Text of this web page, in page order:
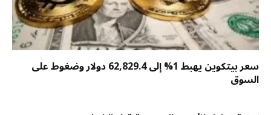
سعر بيتكوين يهبط 1% إلى 62,829.4 دولار وضغوط على
السوق